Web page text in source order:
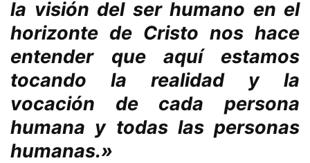
la visión del ser humano en el
horizonte de Cristo nos hace
entender que aquí estamos
tocando la realidad y la
vocación de cada persona
humana y todas las personas
humanas.»